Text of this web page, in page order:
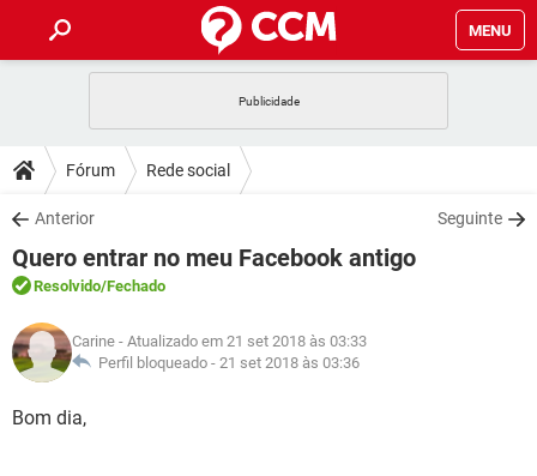
MENU
CELULAR
OUTLOOK
INSTAGRAM GMAIL
GUIA DE COMPRAS
DICAS
JOGOS
OUTLOOK
INSTAGRAM
GUIA DE COMPRAS
DOWNLOADS
JOGOS WHATSAPP
CELULAR
OUTLOOK EXCEL
INSTAGRAM
GUIA DE COMPRAS
FÓRUM
JOGOS
CELULAR FACEBOOK
GLOSSÁRIO
JOGOS
CELULAR
Fórum Rede social
Anterior Seguinte
Quero entrar no meu Facebook antigo
Resolvido/Fechado
Carine - Atualizado em 21 set 2018 às 03:33
Perfil bloqueado - 21 set 2018 às 03:36
Bom dia,